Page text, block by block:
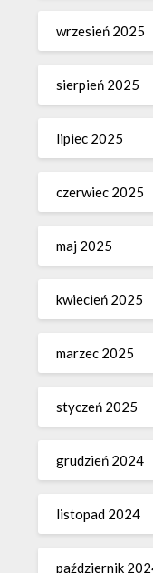
wrzesień 2025
sierpień 2025
lipiec 2025
czerwiec 2025
maj 2025
kwiecień 2025
marzec 2025
styczeń 2025
grudzień 2024
listopad 2024
październik